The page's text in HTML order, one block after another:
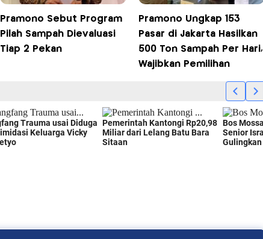
Pramono Sebut Program
Pilah Sampah Dievaluasi
Tiap 2 Pekan
Pramono Ungkap 153
Pasar di Jakarta Hasilkan
500 Ton Sampah Per Hari,
Wajibkan Pemilihan